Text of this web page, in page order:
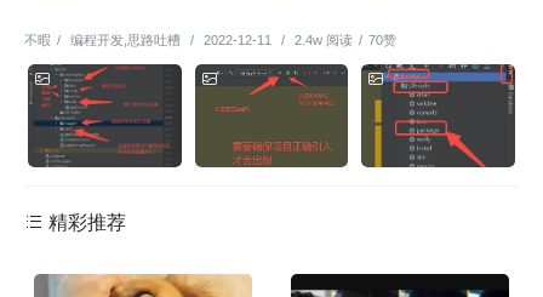
不暇 / 编程开发 思路吐槽 / 2022-12-11 / 2.4w 阅读 / 70赞
精彩推荐